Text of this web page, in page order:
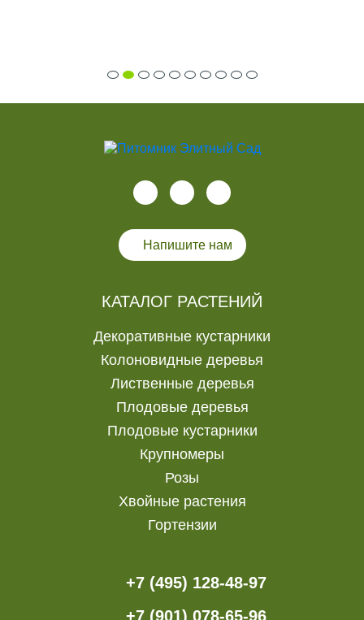
Напишите нам
КАТАЛОГ РАСТЕНИЙ
Декоративные кустарники
Колоновидные деревья
Лиственные деревья
Плодовые деревья
Плодовые кустарники
Крупномеры
Розы
Хвойные растения
Гортензии
+7 (495) 128-48-97
+7 (901) 078-65-96